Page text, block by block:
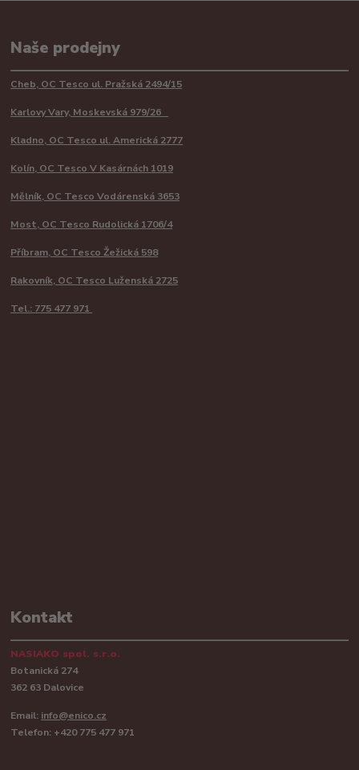
Naše prodejny
Cheb, OC Tesco ul. Pražská 2494/15
Karlovy Vary, Moskevská 979/26
Kladno, OC Tesco ul. Americká 2777
Kolín, OC Tesco V Kasárnách 1019
Mělník, OC Tesco Vodárenská 3653
Most, OC Tesco Rudolická 1706/4
Příbram, OC Tesco Žežická 598
Rakovník, OC Tesco Luženská 2725
Tel.: 775 477 971
Kontakt
NASIAKO spol. s.r.o.
Botanická 274
362 63 Dalovice
Email: info@enico.cz
Telefon: +420 775 477 971